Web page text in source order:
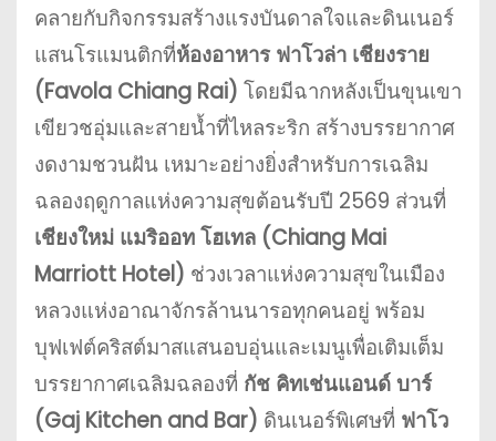
คลายกับกิจกรรมสร้างแรงบันดาลใจและดินเนอร์
แสนโรแมนติกที่ห้องอาหาร ฟาโวล่า เชียงราย
(Favola Chiang Rai) โดยมีฉากหลังเป็นขุนเขา
เขียวชอุ่มและสายน้ำที่ไหลระริก สร้างบรรยากาศ
งดงามชวนฝัน เหมาะอย่างยิ่งสำหรับการเฉลิม
ฉลองฤดูกาลแห่งความสุขต้อนรับปี 2569 ส่วนที่
เชียงใหม่ แมริออท โฮเทล (Chiang Mai
Marriott Hotel) ช่วงเวลาแห่งความสุขในเมือง
หลวงแห่งอาณาจักรล้านนารอทุกคนอยู่ พร้อม
บุฟเฟต์คริสต์มาสแสนอบอุ่นและเมนูเพื่อเติมเต็ม
บรรยากาศเฉลิมฉลองที่ กัช คิทเช่นแอนด์ บาร์
(Gaj Kitchen and Bar) ดินเนอร์พิเศษที่ ฟาโว